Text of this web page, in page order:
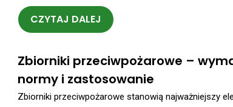
CZYTAJ DALEJ
Zbiorniki przeciwpożarowe –
normy i zastosowanie
Zbiorniki przeciwpożarowe stanowią najważniejszy